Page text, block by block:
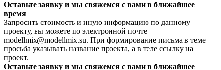
Оставьте заявку и мы свяжемся с вами в ближайшее
время
Запросить стоимость и иную информацию по данному
проекту, вы можете по электронной почте
modellmix@modellmix.su. При формирование письма в теме
просьба указывать название проекта, а в теле ссылку на
проект.
Оставьте заявку и мы свяжемся с вами в ближайшее